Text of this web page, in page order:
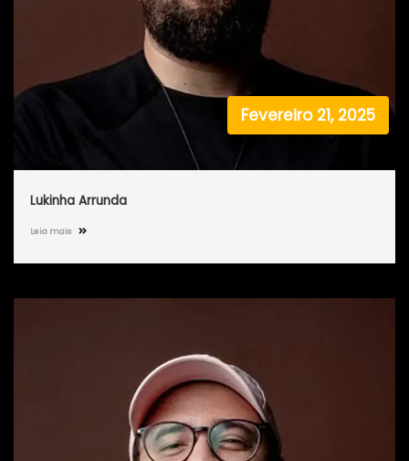
Fevereiro 21, 2025
Lukinha Arrunda
Leia mais